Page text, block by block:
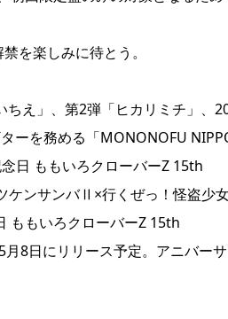
を楽しみに待とう。
え」、第2弾「ヒカリミチ」、
ーを務める「MONONOFU
日 ももいろクローバーZ 15th
ケンサンバⅡ×行くぜっ！怪盗少
ももいろクローバーZ 15th
8日にリリース予定。アニバー